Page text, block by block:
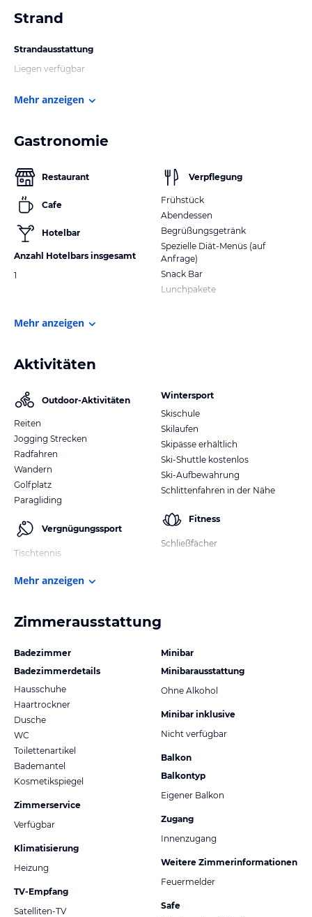
Strand
Strandausstattung
Liegen verfügbar
Mehr anzeigen
Gastronomie
Restaurant
Cafe
Hotelbar
Anzahl Hotelbars insgesamt
1
Verpflegung
Frühstück
Abendessen
Begrüßungsgetränk
Spezielle Diät-Menüs (auf
Anfrage)
Snack Bar
Lunchpakete
Mehr anzeigen
Aktivitäten
Outdoor-Aktivitäten
Reiten
Jogging Strecken
Radfahren
Wandern
Golfplatz
Paragliding
Vergnügungssport
Tischtennis
Wintersport
Skischule
Skilaufen
Skipässe erhältlich
Ski-Shuttle kostenlos
Ski-Aufbewahrung
Schlittenfahren in der Nähe
Fitness
Schließfächer
Mehr anzeigen
Zimmerausstattung
Badezimmer
Badezimmerdetails
Hausschuhe
Haartrockner
Dusche
WC
Toilettenartikel
Bademantel
Kosmetikspiegel
Zimmerservice
Verfügbar
Klimatisierung
Heizung
TV-Empfang
Satelliten-TV
Minibar
Minibarausstattung
Ohne Alkohol
Minibar inklusive
Nicht verfügbar
Balkon
Balkontyp
Eigener Balkon
Zugang
Innenzugang
Weitere Zimmerinformationen
Feuermelder
Safe